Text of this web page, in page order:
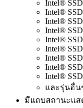
Intel®
Intel®
Intel®
Intel®
Intel®
Intel®
Intel®
Intel®
Intel®
และรุ่นอื่น
มีแถบสถานะแส